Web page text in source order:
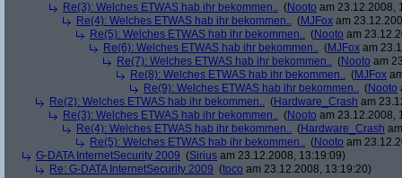
Re(3): Welches ETWAS hab ihr bekommen.. (Nooto am 23.12.2008,
Re(4): Welches ETWAS hab ihr bekommen.. (MJFox am
Re(5): Welches ETWAS hab ihr bekommen.. (Nooto am
Re(6): Welches ETWAS hab ihr bekommen.. (MJFox am
Re(7): Welches ETWAS hab ihr bekommen.. (Nooto am
Re(8): Welches ETWAS hab ihr bekommen.. (MJFox
Re(9): Welches ETWAS hab ihr bekommen.. (Nooto
Re(2): Welches ETWAS hab ihr bekommen.. (Hardware_Crash am
Re(3): Welches ETWAS hab ihr bekommen.. (Nooto am 23.12.2008,
Re(4): Welches ETWAS hab ihr bekommen.. (Hardware_Crash
Re(5): Welches ETWAS hab ihr bekommen.. (Nooto am
G-DATA InternetSecurity 2009 (Sirius am 23.12.2008, 13:19:09)
Re: G-DATA InternetSecurity 2009 (toco am 23.12.2008, 13:19:20)